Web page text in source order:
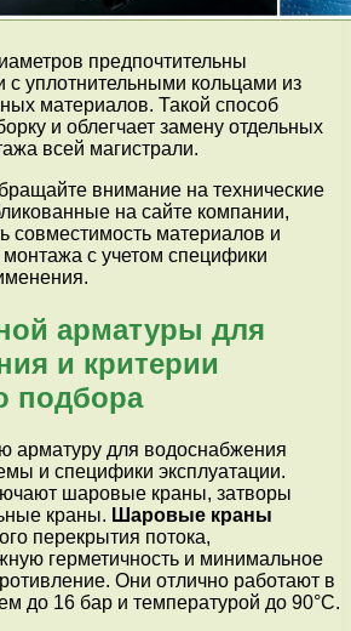
предпочтительны
с уплотнительными кольцами из
материалов. Такой способ
и облегчает замену отдельных
всей магистрали.
внимание на технические
на сайте компании,
совместимость материалов и
с учетом специфики
арматуры для
и критерии
подбора
арматуру для водоснабжения
и специфики эксплуатации.
шаровые краны, затворы
краны. Шаровые краны
перекрытия потока,
герметичность и минимальное
Они отлично работают в
до 16 бар и температурой до 90°С.